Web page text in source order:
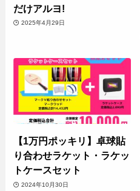
だけアルヨ!
2025年4月29日
【1万円ポッキリ】卓球貼
り合わせラケット・ラケッ
トケースセット
2024年10月30日